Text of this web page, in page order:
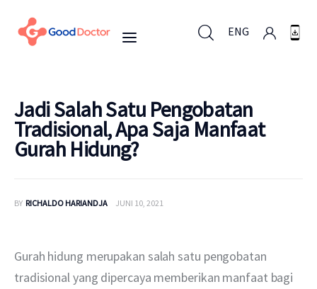
ENG
Untuk Bisnis
Berita
Jadi Salah Satu Pengobatan
Tradisional, Apa Saja Manfaat
Gurah Hidung?
BY RICHALDO HARIANDJA JUNI 10, 2021
Gurah hidung merupakan salah satu pengobatan
tradisional yang dipercaya memberikan manfaat bagi